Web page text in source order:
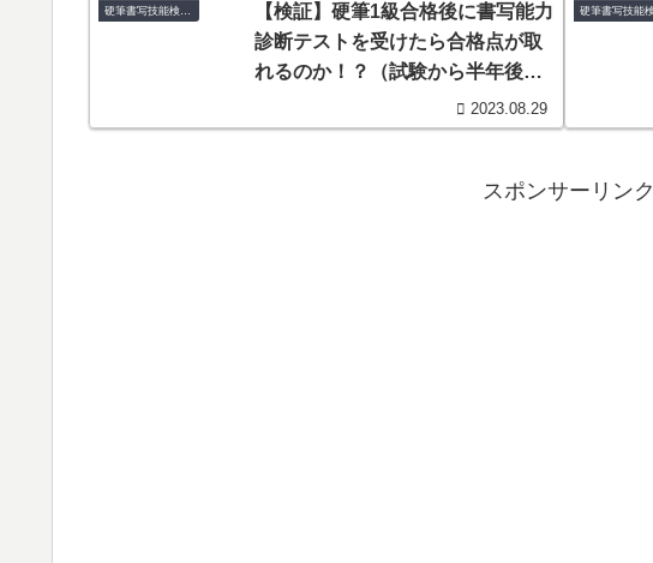
硬筆書写技能検定1級
【検証】硬筆1級合格後に書写能力
診断テストを受けたら合格点が取
れるのか！？（試験から半年後も
実力はキープできているのか？）
2023.08.29
スポンサーリンク